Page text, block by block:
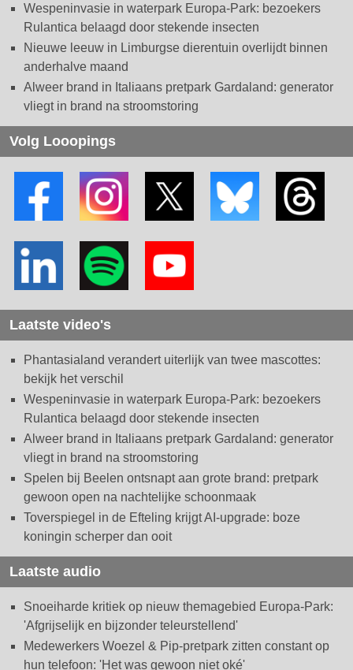
Wespeninvasie in waterpark Europa-Park: bezoekers
Rulantica belaagd door stekende insecten
Nieuwe leeuw in Limburgse dierentuin overlijdt binnen
anderhalve maand
Alweer brand in Italiaans pretpark Gardaland: generator
vliegt in brand na stroomstoring
Volg Looopings
Laatste video's
Phantasialand verandert uiterlijk van twee mascottes:
bekijk het verschil
Wespeninvasie in waterpark Europa-Park: bezoekers
Rulantica belaagd door stekende insecten
Alweer brand in Italiaans pretpark Gardaland: generator
vliegt in brand na stroomstoring
Spelen bij Beelen ontsnapt aan grote brand: pretpark
gewoon open na nachtelijke schoonmaak
Toverspiegel in de Efteling krijgt AI-upgrade: boze
koningin scherper dan ooit
Laatste audio
Snoeiharde kritiek op nieuw themagebied Europa-Park:
'Afgrijselijk en bijzonder teleurstellend'
Medewerkers Woezel & Pip-pretpark zitten constant op
hun telefoon: 'Het was gewoon niet oké'